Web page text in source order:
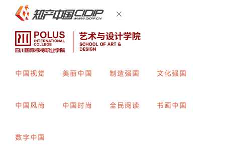
中国视觉 美丽中国 制造强国 文化强国
中国风尚 中国时尚 全民阅读 书画中国
数字中国
指导教师：